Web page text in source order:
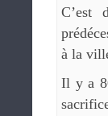
C’est
à la
Il y a